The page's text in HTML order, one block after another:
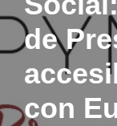
de
con